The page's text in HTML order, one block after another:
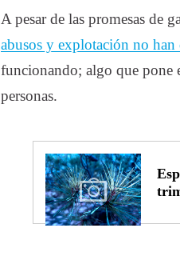
A pesar de las promesas de
abusos y explotación no han
funcionando; algo que pone
personas.